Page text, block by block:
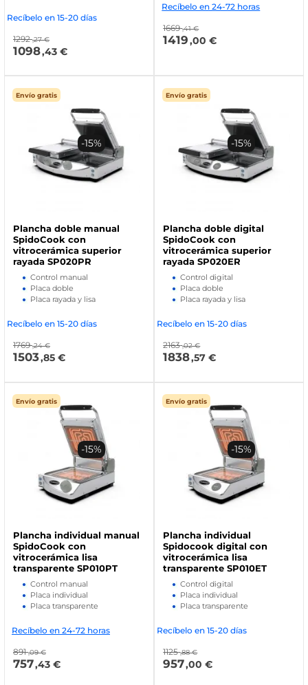
Recíbelo en 15-20 días
1292 ,27 €
1098,43 €
Recíbelo en 24-72 horas
1669 ,41 €
1419,00 €
Envío gratis
Plancha doble manual
SpidoCook con
vitrocerámica superior
rayada SP020PR
Control manual
Placa doble
Placa rayada y lisa
Recíbelo en 15-20 días
1769 ,24 €
1503,85 €
-15%
Envío gratis
Plancha doble digital
SpidoCook con
vitrocerámica superior
rayada SP020ER
Control digital
Placa doble
Placa rayada y lisa
Recíbelo en 15-20 días
2163 ,02 €
1838,57 €
-15%
Envío gratis
Plancha individual manual
SpidoCook con
vitrocerámica lisa
transparente SP010PT
Control manual
Placa individual
Placa transparente
Recíbelo en 24-72 horas
891 ,09 €
757,43 €
-15%
Envío gratis
Plancha individual
Spidocook digital con
vitrocerámica lisa
transparente SP010ET
Control digital
Placa individual
Placa transparente
Recíbelo en 15-20 días
1125 ,88 €
957,00 €
-15%